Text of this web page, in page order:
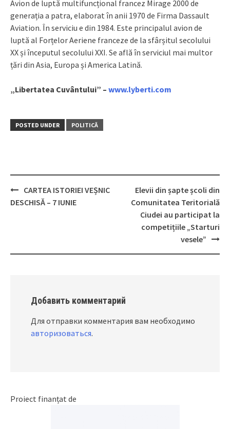
Avion de luptă multifuncțional francez Mirage 2000 de
generația a patra, elaborat în anii 1970 de Firma Dassault
Aviation. În serviciu e din 1984. Este principalul avion de
luptă al Forțelor Aeriene franceze de la sfârșitul secolului
XX și începutul secolului XXI. Se află în serviciul mai multor
țări din Asia, Europa și America Latină.
„Libertatea Cuvântului” – www.lyberti.com
POSTED UNDER POLITICĂ
Post
CARTEA ISTORIEI VEȘNIC
DESCHISĂ – 7 IUNIE
Elevii din șapte școli din
Comunitatea Teritorială
Ciudei au participat la
competițiile „Starturi
vesele”
Добавить комментарий
Для отправки комментария вам необходимо
авторизоваться.
Proiect finanțat de